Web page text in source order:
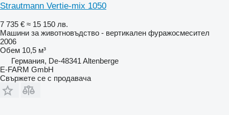
Strautmann Vertie-mix 1050
7 735 € ≈ 15 150 лв.
Машини за животновъдство - вертикален фуражосмесител
2006
Обем 10,5 м³
Германия, De-48341 Altenberge
E-FARM GmbH
Свържете се с продавача